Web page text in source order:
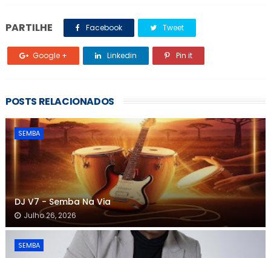
PARTILHE Facebook Tweet
Google + Linkedin Pin it
POSTS RELACIONADOS
SEMBA
DJ V7 - Semba Na Via
Julho 26, 2026
SEMBA